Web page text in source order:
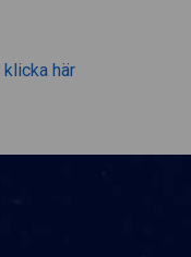
klicka här